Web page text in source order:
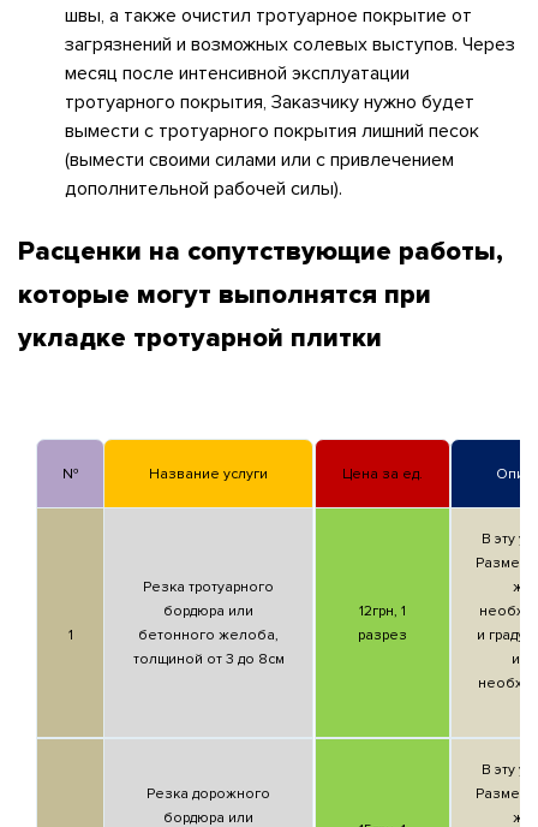
швы, а также очистил тротуарное покрытие от
загрязнений и возможных солевых выступов. Через
месяц после интенсивной эксплуатации
тротуарного покрытия, Заказчику нужно будет
вымести с тротуарного покрытия лишний песок
(вымести своими силами или с привлечением
дополнительной рабочей силы).⁠
Расценки на сопутствующие работы,
которые могут выполнятся при
укладке тротуарной плитки
№ Название услуги Цена за ед.
1
Резка тротуарного
бордюра или
бетонного желоба,
толщиной от 3 до 8см
12грн, 1
разрез
В эту
и градус;
Резка дорожного
бордюра или
В эту